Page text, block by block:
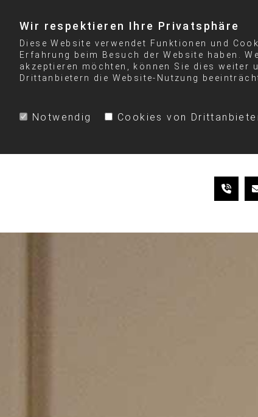
Wir respektieren Ihre Privatsphäre
Diese Website verwendet Funktionen und
Erfahrung beim Besuch der Website haben.
akzeptieren möchten, können Sie dies weiter
Drittanbietern die Website-Nutzung
Notwendig Cookies von